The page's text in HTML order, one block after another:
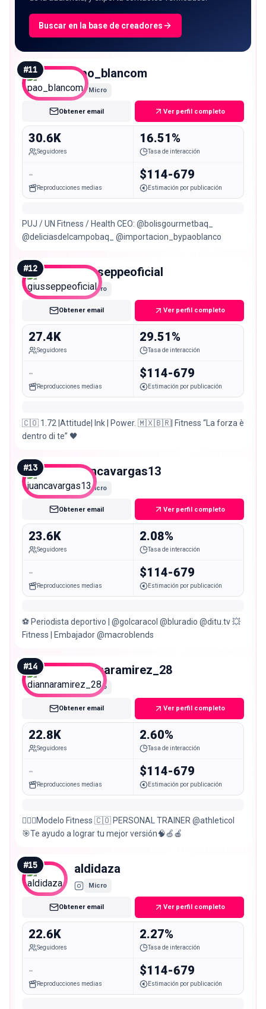
Buscar en la base de creadores
#11 pao_blancom
Micro
Obtener email Ver perfil completo
30.6K
Seguidores
16.51%
Tasa de interacción
-
Reproducciones medias
$114-679
Estimación por publicación
PUJ / UN Fitness / Health CEO: @bolisgourmetbaq_
@deliciasdelcampobaq_ @importacion_bypaoblanco
#12 giusseppeoficial
Micro
Obtener email Ver perfil completo
27.4K
Seguidores
29.51%
Tasa de interacción
-
Reproducciones medias
$114-679
Estimación por publicación
🇨🇴 1.72 |Attitude| Ink | Power. 🇲🇽🇧🇷| Fitness “La forza è
dentro di te” 🖤
#13 juancavargas13
Micro
Obtener email Ver perfil completo
23.6K
Seguidores
2.08%
Tasa de interacción
-
Reproducciones medias
$114-679
Estimación por publicación
⚽️ Periodista deportivo | @golcaracol @bluradio @ditu.tv 💥
Fitness | Embajador @macroblends
#14 diannaramirez_28
Micro
Obtener email Ver perfil completo
22.8K
Seguidores
2.60%
Tasa de interacción
-
Reproducciones medias
$114-679
Estimación por publicación
🏋🏻‍♀️Modelo Fitness 🇨🇴 PERSONAL TRAINER @athleticol
🎯Te ayudo a lograr tu mejor versión🧠🍏🍎
#15 aldidaza
Micro
Obtener email Ver perfil completo
22.6K
Seguidores
2.27%
Tasa de interacción
-
Reproducciones medias
$114-679
Estimación por publicación